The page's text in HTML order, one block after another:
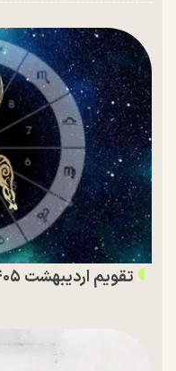
تقویم اردیبهشت ۱۴۰۵ و روز‌های تعطیل این ماه